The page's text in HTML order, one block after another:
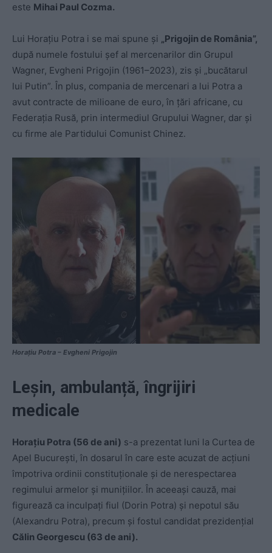
este Mihai Paul Cozma.
Lui Horațiu Potra i se mai spune și
„Prigojin de România”,
după numele fostului șef al mercenarilor din Grupul
Wagner, Evgheni Prigojin (1961–2023), zis și „bucătarul
lui Putin”. În plus, compania de mercenari a lui Potra a
avut contracte de milioane de euro, în țări africane, cu
Federația Rusă, prin intermediul Grupului Wagner, dar și
cu firme ale Partidului Comunist Chinez.
Horațiu Potra – Evgheni Prigojin
Leșin, ambulanță, îngrijiri
medicale
Horaţiu Potra (56 de ani) s-a prezentat luni la Curtea de
Apel București, în dosarul în care este acuzat de acţiuni
împotriva ordinii constituţionale şi de nerespectarea
regimului armelor şi muniţiilor. În aceeași cauză, mai
figurează ca inculpați fiul (Dorin Potra) și nepotul său
(Alexandru Potra), precum și fostul candidat prezidențial
Călin Georgescu (63 de ani).